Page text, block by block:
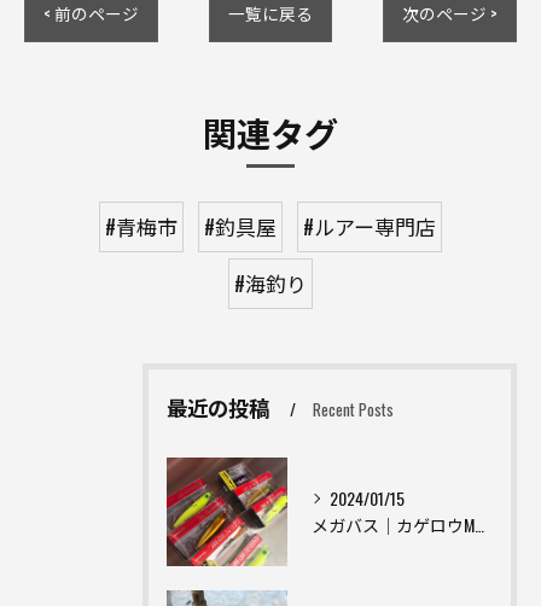
< 前のページ 一覧に戻る 次のページ >
関連タグ
#青梅市 #釣具屋
#ルアー専門店
#海釣り
最近の投稿 Recent Posts
2024/01/15